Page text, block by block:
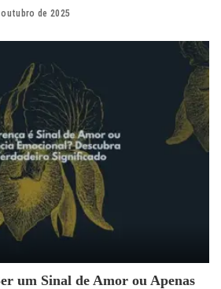
de 2025
um Sinal de Amor ou Apenas